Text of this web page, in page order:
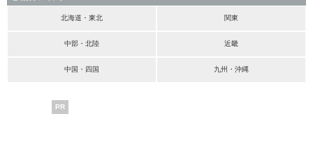
北海道・東北 関東
中部・北陸 近畿
中国・四国 九州・沖縄
PR